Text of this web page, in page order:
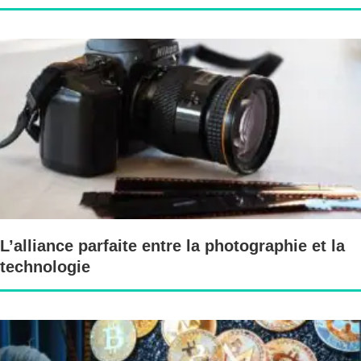
L’alliance parfaite entre la photographie et la
technologie